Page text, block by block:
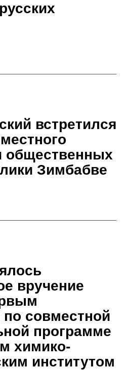
встретился
общественных
Зимбабве
вручение
совместной
программе
химико-
институтом